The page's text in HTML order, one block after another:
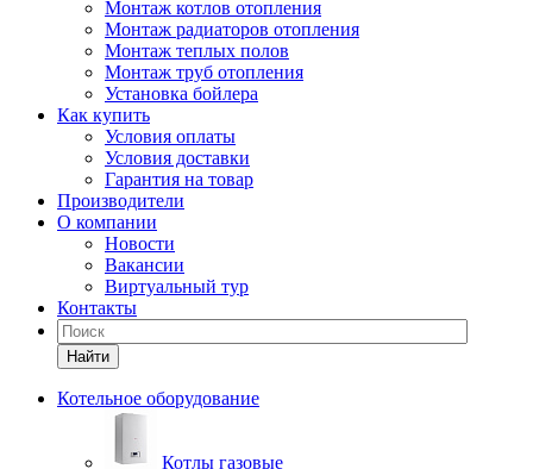
Монтаж котлов отопления
Монтаж радиаторов отопления
Монтаж теплых полов
Монтаж труб отопления
Установка бойлера
Как купить
Условия оплаты
Условия доставки
Гарантия на товар
Производители
О компании
Новости
Вакансии
Виртуальный тур
Контакты
Найти
Котельное оборудование
Котлы газовые